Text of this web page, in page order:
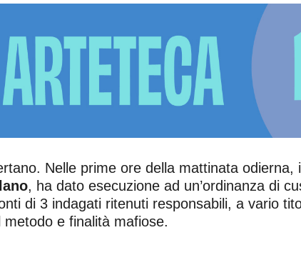
Nelle prime ore della mattinata
, ha dato esecuzione ad un’ordinanza di
di 3 indagati ritenuti responsabili, a vario
e finalità mafiose.